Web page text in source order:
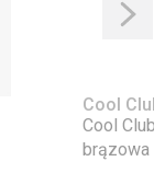
Cool Club
Cool Club,
brązowa